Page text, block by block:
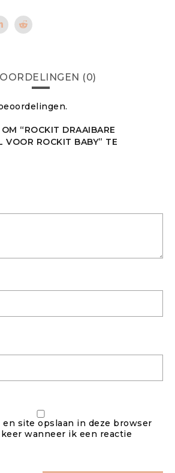
(0)
“ROCKIT DRAAIBARE
VOOR ROCKIT BABY” TE
en site opslaan in deze browser
wanneer ik een reactie